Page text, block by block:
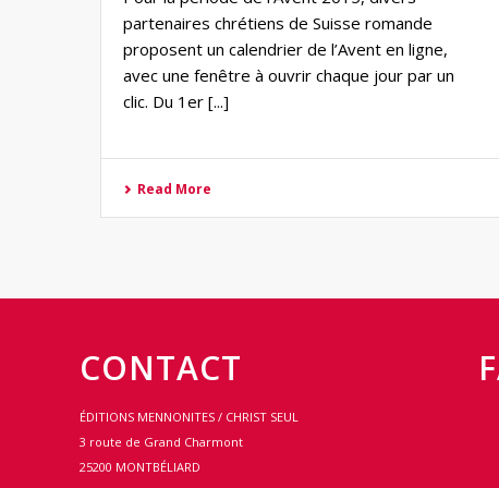
partenaires chrétiens de Suisse romande
proposent un calendrier de l’Avent en ligne,
avec une fenêtre à ouvrir chaque jour par un
clic. Du 1er [...]
Read More
CONTACT
ÉDITIONS MENNONITES / CHRIST SEUL
3 route de Grand Charmont
25200 MONTBÉLIARD